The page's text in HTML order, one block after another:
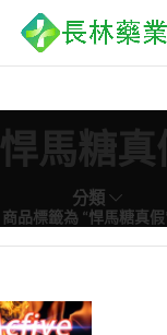
悍馬糖
分類
商品標籤為 “悍馬糖真假